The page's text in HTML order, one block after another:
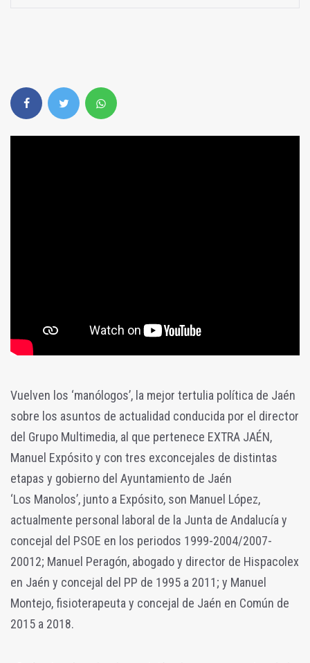
Vuelven los ‘manólogos’, la mejor tertulia política de Jaén
sobre los asuntos de actualidad conducida por el director
del Grupo Multimedia, al que pertenece EXTRA JAÉN,
Manuel Expósito y con tres exconcejales de distintas
etapas y gobierno del Ayuntamiento de Jaén
‘Los Manolos’, junto a Expósito, son Manuel López,
actualmente personal laboral de la Junta de Andalucía y
concejal del PSOE en los periodos 1999-2004/2007-
20012; Manuel Peragón, abogado y director de Hispacolex
en Jaén y concejal del PP de 1995 a 2011; y Manuel
Montejo, fisioterapeuta y concejal de Jaén en Común de
2015 a 2018.